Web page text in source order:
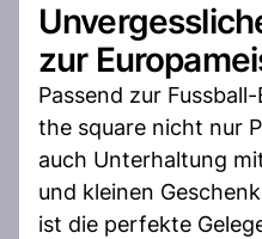
zur
Passend zur
the square nicht nur
auch Unterhaltung
und kleinen
ist die perfekte